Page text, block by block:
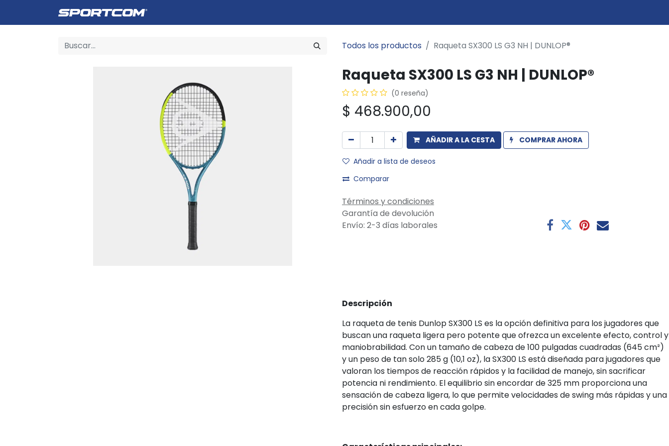
Todos los productos Raqueta SX300 LS G3 NH | DUNLOP®
Raqueta SX300 LS G3 NH | DUNLOP®
(0 reseña)
$ 468.900,00
AÑADIR A LA CESTA COMPRAR AHORA
Añadir a lista de deseos
Comparar
Términos y condiciones
Garantía de devolución
Envío: 2-3 días laborales
Descripción
La raqueta de tenis Dunlop SX300 LS es la opción definitiva para los jugadores que
buscan una raqueta ligera pero potente que ofrezca un excelente efecto, control y
maniobrabilidad. Con un tamaño de cabeza de 100 pulgadas cuadradas (645 cm²)
y un peso de tan solo 285 g (10,1 oz), la SX300 LS está diseñada para jugadores que
valoran los tiempos de reacción rápidos y la facilidad de manejo, sin sacrificar
potencia ni rendimiento. El equilibrio sin encordar de 325 mm proporciona una
sensación de cabeza ligera, lo que permite velocidades de swing más rápidas y una
precisión sin esfuerzo en cada golpe.